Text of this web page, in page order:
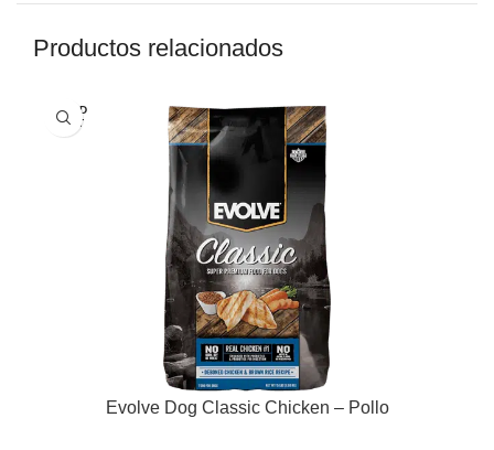
Productos relacionados
SOLD
OUT
Evolve Dog Classic Chicken – Pollo